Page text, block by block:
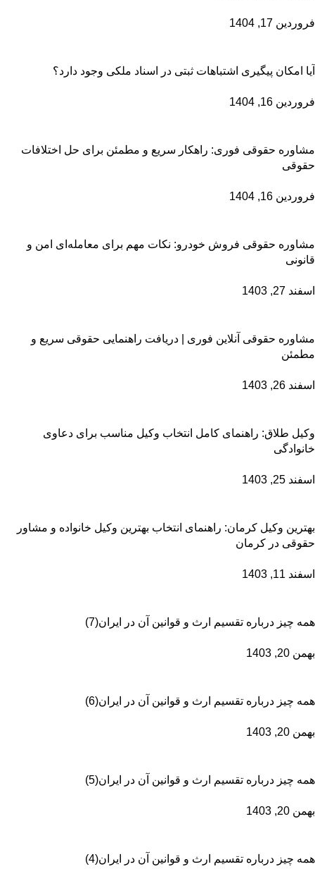
فروردین 17, 1404
آیا امکان پیگیری اشتباهات ثبتی در اسناد ملکی وجود دارد؟
فروردین 16, 1404
مشاوره حقوقی فوری: راهکار سریع و مطمئن برای حل اختلافات
حقوقی
فروردین 16, 1404
مشاوره حقوقی فروش خودرو: نکات مهم برای معامله‌ای امن و
قانونی
اسفند 27, 1403
مشاوره حقوقی آنلاین فوری | دریافت راهنمایی حقوقی سریع و
مطمئن
اسفند 26, 1403
وکیل طلاق: راهنمای کامل انتخاب وکیل مناسب برای دعاوی
خانوادگی
اسفند 25, 1403
بهترین وکیل کرمان: راهنمای انتخاب بهترین وکیل خانواده و مشاور
حقوقی در کرمان
اسفند 11, 1403
همه چیز درباره تقسیم ارث و قوانین آن در ایران(7)
بهمن 20, 1403
همه چیز درباره تقسیم ارث و قوانین آن در ایران(6)
بهمن 20, 1403
همه چیز درباره تقسیم ارث و قوانین آن در ایران(5)
بهمن 20, 1403
همه چیز درباره تقسیم ارث و قوانین آن در ایران(4)